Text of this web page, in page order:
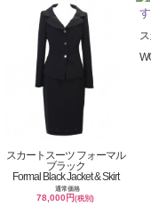
スカートスーツ フォーマル
ブラック
Formal Black Jacket & Skirt
通常価格
78,000円(税別)